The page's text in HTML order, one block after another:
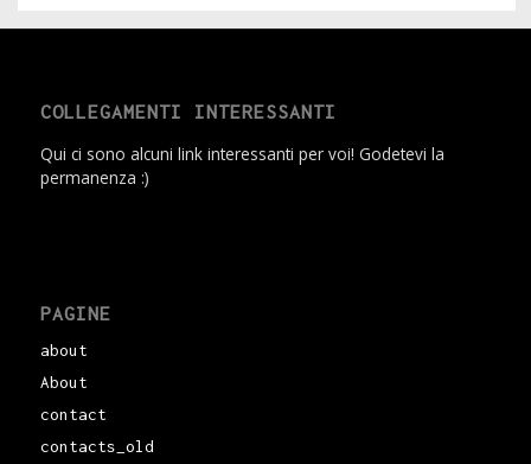
COLLEGAMENTI INTERESSANTI
Qui ci sono alcuni link interessanti per voi! Godetevi la
permanenza :)
PAGINE
about
About
contact
contacts_old